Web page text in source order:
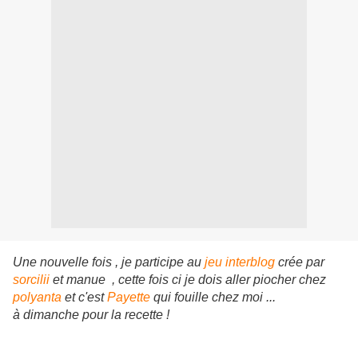
Une nouvelle fois , je participe au jeu interblog crée par
sorcilii et manue , cette fois ci je dois aller piocher chez
polyanta et c'estPayette qui fouille chez moi ...
à dimanche pour la recette !